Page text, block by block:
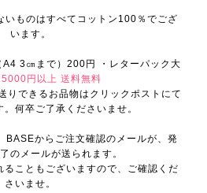
ものはすべてコットン100％でござ
います。
3㎝まで）200円 ・レターパック大
5000円以上 送料無料
りできるお品物はクリックポストにて
何卒ご了承くださいませ。
からご注文確認のメールが、発
のメールが送られます。
ることもございますので、ご確認くだ
さいませ。